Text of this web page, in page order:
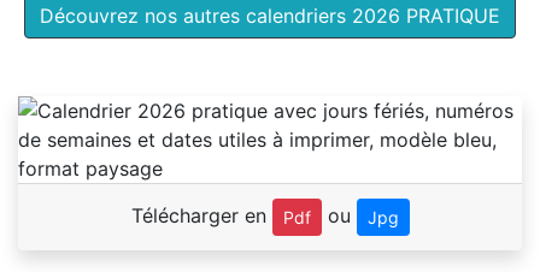
Découvrez nos autres calendriers 2026 PRATIQUE
Télécharger en Pdf ou Jpg